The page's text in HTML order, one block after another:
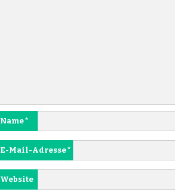
Name*
E-Mail-Adresse*
Website